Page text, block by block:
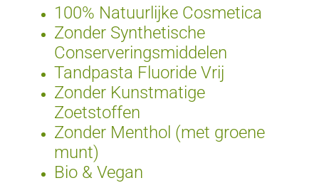
100% Natuurlijke Cosmetica
Zonder Synthetische
Conserveringsmiddelen
Tandpasta Fluoride Vrij
Zonder Kunstmatige
Zoetstoffen
Zonder Menthol (met groene
munt)
Bio & Vegan